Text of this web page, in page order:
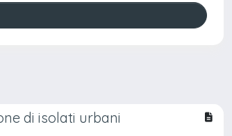
di isolati urbani